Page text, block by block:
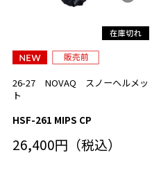
26-27 NOVAQ スノーヘルメッ
ト
HSF-261 MIPS CP
26,400円（税込）